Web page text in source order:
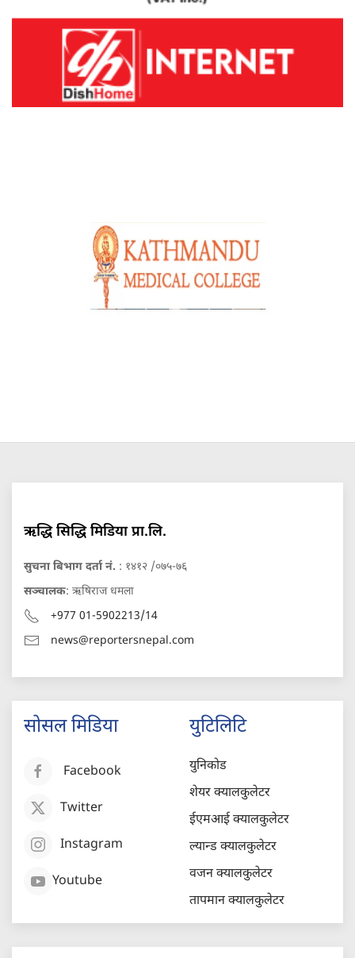
ऋद्धि सिद्धि मिडिया प्रा.लि.
सुचना बिभाग दर्ता नं. : १४१२ /०७५-७६
सञ्चालक: ऋषिराज धमला
+977 01-5902213/14
news@reportersnepal.com
सोसल मिडिया
Facebook
Twitter
Instagram
Youtube
युटिलिटि
युनिकोड
शेयर क्यालकुलेटर
ईएमआई क्यालकुलेटर
ल्यान्ड क्यालकुलेटर
वजन क्यालकुलेटर
तापमान क्यालकुलेटर